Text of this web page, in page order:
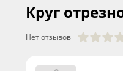
Круг
Нет отзывов